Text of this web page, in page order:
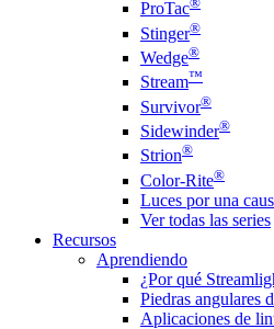
ProTac
Stinger®
Wedge®
Stream™
Survivor®
Sidewinder®
Strion®
Color-Rite®
Luces por una
Ver todas las series
Recursos
Aprendiendo
¿Por qué
Piedras angulares
Aplicaciones de